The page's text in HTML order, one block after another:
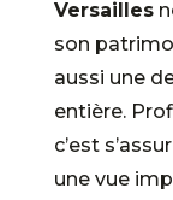
Versailles
son
aussi une
entière.
c’est
une vue